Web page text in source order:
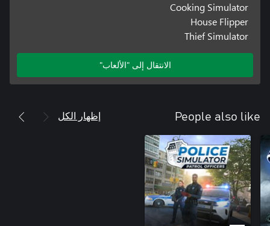
Cooking Simulator
House Flipper
Thief Simulator
الانتقال إلى "الألعاب"
People also like إظهار الكل